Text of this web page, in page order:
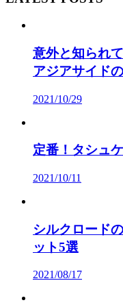
意外と知られ
アジアサイド
2021/10/29
定番！タシュ
2021/10/11
シルクロード
ット5選
2021/08/17